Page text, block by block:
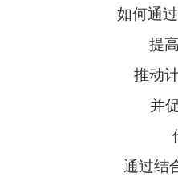
如何通过
提高
推动计
并促
他
通过结合